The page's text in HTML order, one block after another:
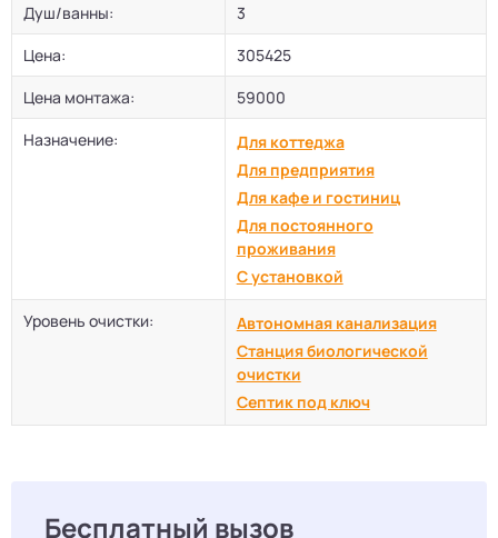
Душ/ванны:
3
Цена:
305425
Цена монтажа:
59000
Назначение:
Для коттеджа
Для предприятия
Для кафе и гостиниц
Для постоянного
проживания
С установкой
Уровень очистки:
Автономная канализация
Станция биологической
очистки
Септик под ключ
Бесплатный вызов